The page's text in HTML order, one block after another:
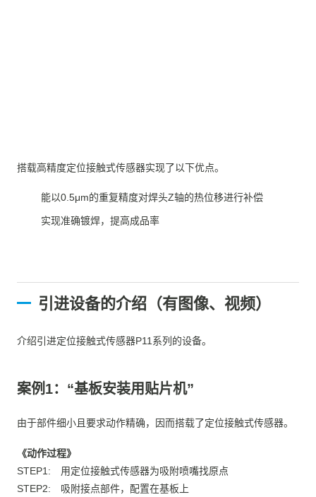
搭载高精度定位接触式传感器实现了以下优点。
能以0.5μm的重复精度对焊头Z轴的热位移进行补偿
实现准确镀焊，提高成品率
引进设备的介绍（有图像、视频）
介绍引进定位接触式传感器P11系列的设备。
案例1：“基板安装用贴片机”
由于部件细小且要求动作精确，因而搭载了定位接触式传感器。
《动作过程》
STEP1: 用定位接触式传感器为吸附喷嘴找原点
STEP2: 吸附接点部件，配置在基板上